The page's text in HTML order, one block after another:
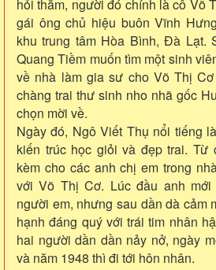
hỏi thăm, người đó chính là cô Võ
gái ông chủ hiệu buôn Vĩnh
khu trung tâm Hòa Bình, Đà Lạt.
Quang Tiềm muốn tìm một sinh
về nhà làm gia sư cho Võ Thị
chàng trai thư sinh nho nhã gốc
chọn mời về.
Ngày đó, Ngô Viết Thụ nổi tiếng
kiến trúc học giỏi và đẹp trai. Từ
kèm cho các anh chị em trong
với Võ Thị Cơ. Lúc đầu anh
người em, nhưng sau dần dà cảm
hạnh đáng quý với trái tim nhân
hai người dần dần nảy nở, ngày
và năm 1948 thì đi tới hôn nhân.